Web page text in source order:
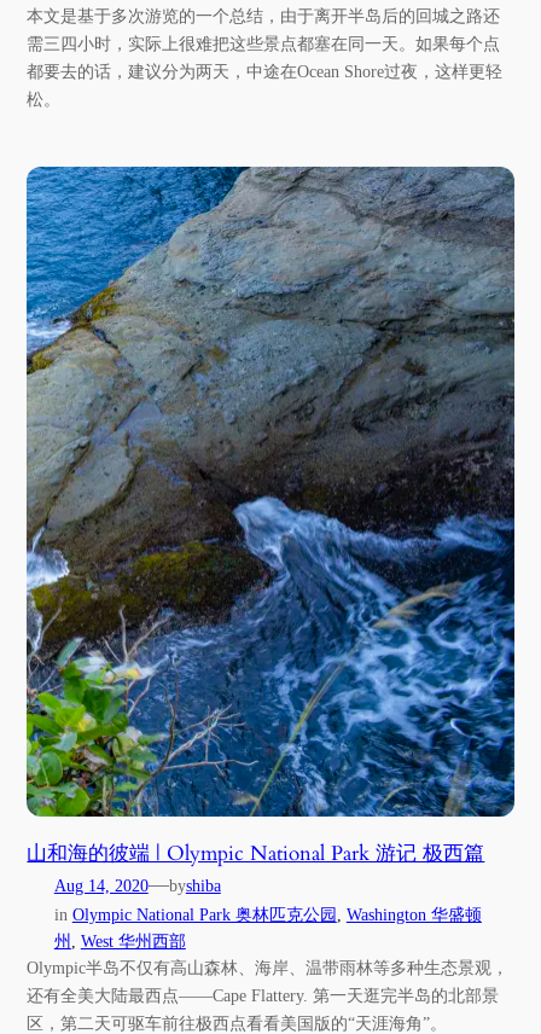
本文是基于多次游览的一个总结，由于离开半岛后的回城之路还
需三四小时，实际上很难把这些景点都塞在同一天。如果每个点
都要去的话，建议分为两天，中途在Ocean Shore过夜，这样更轻
松。
山和海的彼端 | Olympic National Park 游记 极西篇
Aug 14, 2020—byshiba
in Olympic National Park 奥林匹克公园
Washington 华盛顿
州
West 华州西部
Olympic半岛不仅有高山森林、海岸、温带雨林等多种生态景观，
还有全美大陆最西点——Cape Flattery. 第一天逛完半岛的北部景
区，第二天可驱车前往极西点看看美国版的“天涯海角”。